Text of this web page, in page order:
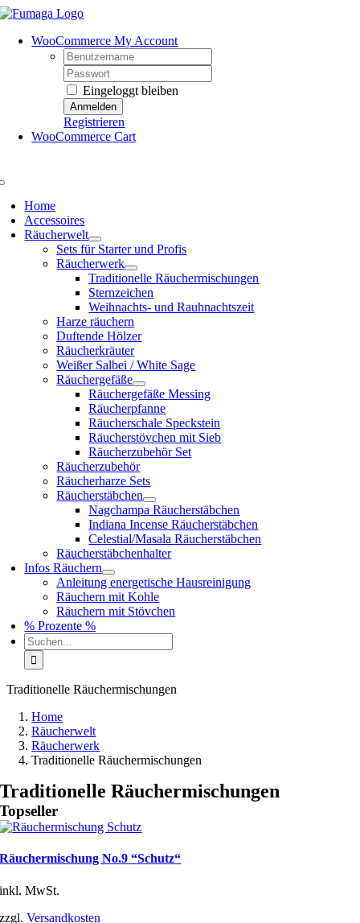
Skip
contentWooCommerce My Account
Username:
Password:
Eingeloggt bleiben
Registrieren
WooCommerce Cart
Home
Accessoires
Räucherwelt
Sets für Starter und Profis
Räucherwerk
Traditionelle Räuchermischungen
Sternzeichen
Weihnachts- und Rauhnachtszeit
Harze räuchern
Duftende Hölzer
Räucherkräuter
Weißer Salbei / White Sage
Räuchergefäße
Räuchergefäße Messing
Räucherpfanne
Räucherschale Speckstein
Räucherstövchen mit Sieb
Räucherzubehör Set
Räucherzubehör
Räucherharze Sets
Räucherstäbchen
Nagchampa Räucherstäbchen
Indiana Incense Räucherstäbchen
Celestial/Masala Räucherstäbchen
Räucherstäbchenhalter
Infos Räuchern
Anleitung energetische Hausreinigung
Räuchern mit Kohle
Räuchern mit Stövchen
% Prozente %
Suche
nach:
Traditionelle Räuchermischungen
Home
Räucherwelt
Räucherwerk
Traditionelle Räuchermischungen
Traditionelle Räuchermischungen
Topseller
Räuchermischung No.9 “Schutz“
inkl. MwSt.
zzgl.Versandkosten